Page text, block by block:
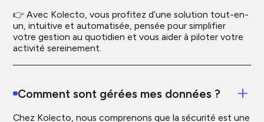
👉 Avec Kolecto, vous profitez d’une solution tout-en-
un, intuitive et automatisée, pensée pour simplifier
votre gestion au quotidien et vous aider à piloter votre
activité sereinement.
Comment sont gérées mes données ?
Chez Kolecto, nous comprenons que la sécurité est une